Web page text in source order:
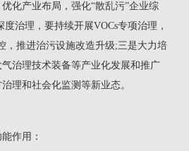
化产业布局，强化“散乱污”企业综
治理，要持续开展VOCs专项治理，
，推进治污设施改造升级;三是大力培
治理技术装备等产业化发展和推广
理和社会化监测等新业态。
作用：